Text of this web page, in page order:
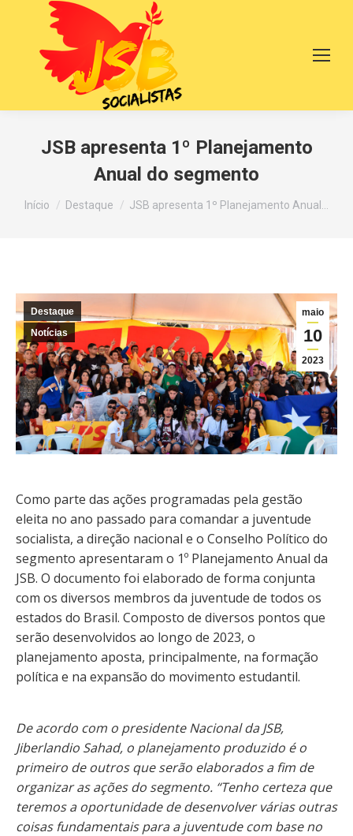
JSB apresenta 1º Planejamento
Anual do segmento
Você está aqui:
Início Destaque JSB apresenta 1º Planejamento Anual…
maio
10
2023
Destaque
Notícias
Como parte das ações programadas pela gestão
eleita no ano passado para comandar a juventude
socialista, a direção nacional e o Conselho Político do
segmento apresentaram o 1º Planejamento Anual da
JSB. O documento foi elaborado de forma conjunta
com os diversos membros da juventude de todos os
estados do Brasil. Composto de diversos pontos que
serão desenvolvidos ao longo de 2023, o
planejamento aposta, principalmente, na formação
política e na expansão do movimento estudantil.
De acordo com o presidente Nacional da JSB,
Jiberlandio Sahad, o planejamento produzido é o
primeiro de outros que serão elaborados a fim de
organizar as ações do segmento. “Tenho certeza que
teremos a oportunidade de desenvolver várias outras
coisas fundamentais para a juventude com base no